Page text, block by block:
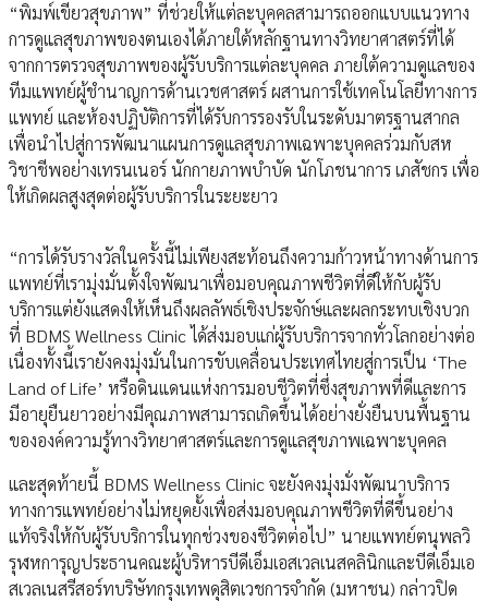
“พิมพ์เขียวสุขภาพ” ที่ช่วยให้แต่ละบุคคลสามารถออกแบบแนวทาง
การดูแลสุขภาพของตนเองได้ภายใต้หลักฐานทางวิทยาศาสตร์ที่ได้
จากการตรวจสุขภาพของผู้รับบริการแต่ละบุคคล ภายใต้ความดูแลของ
ทีมแพทย์ผู้ชำนาญการด้านเวชศาสตร์ ผสานการใช้เทคโนโลยีทางการ
แพทย์ และห้องปฏิบัติการที่ได้รับการรองรับในระดับมาตรฐานสากล
เพื่อนำไปสู่การพัฒนาแผนการดูแลสุขภาพเฉพาะบุคคลร่วมกับสห
วิชาชีพอย่างเทรนเนอร์ นักกายภาพบำบัด นักโภชนาการ เภสัชกร เพื่อ
ให้เกิดผลสูงสุดต่อผู้รับบริการในระยะยาว
“การได้รับรางวัลในครั้งนี้ไม่เพียงสะท้อนถึงความก้าวหน้าทางด้านการ
แพทย์ที่เรามุ่งมั่นตั้งใจพัฒนาเพื่อมอบคุณภาพชีวิตที่ดีให้กับผู้รับ
บริการแต่ยังแสดงให้เห็นถึงผลลัพธ์เชิงประจักษ์และผลกระทบเชิงบวก
ที่ BDMS Wellness Clinic ได้ส่งมอบแก่ผู้รับบริการจากทั่วโลกอย่างต่อ
เนื่องทั้งนี้เรายังคงมุ่งมั่นในการขับเคลื่อนประเทศไทยสู่การเป็น ‘The
Land of Life’ หรือดินแดนแห่งการมอบชีวิตที่ซึ่งสุขภาพที่ดีและการ
มีอายุยืนยาวอย่างมีคุณภาพสามารถเกิดขึ้นได้อย่างยั่งยืนบนพื้นฐาน
ขององค์ความรู้ทางวิทยาศาสตร์และการดูแลสุขภาพเฉพาะบุคคล
และสุดท้ายนี้ BDMS Wellness Clinic จะยังคงมุ่งมั่งพัฒนาบริการ
ทางการแพทย์อย่างไม่หยุดยั้งเพื่อส่งมอบคุณภาพชีวิตที่ดีขึ้นอย่าง
แท้จริงให้กับผู้รับบริการในทุกช่วงของชีวิตต่อไป” นายแพทย์ตนุพลวิ
รุฬหการุญประธานคณะผู้บริหารบีดีเอ็มเอสเวลเนสคลินิกและบีดีเอ็มเอ
สเวลเนสรีสอร์ทบริษัทกรุงเทพดุสิตเวชการจำกัด (มหาชน) กล่าวปิด